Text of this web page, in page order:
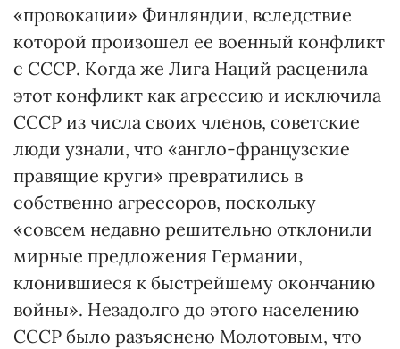
«провокации» Финляндии, вследствие
которой произошел ее военный конфликт
с СССР. Когда же Лига Наций расценила
этот конфликт как агрессию и исключила
СССР из числа своих членов, советские
люди узнали, что «англо-французские
правящие круги» превратились в
собственно агрессоров, поскольку
«совсем недавно решительно отклонили
мирные предложения Германии,
клонившиеся к быстрейшему окончанию
войны». Незадолго до этого населению
СССР было разъяснено Молотовым, что